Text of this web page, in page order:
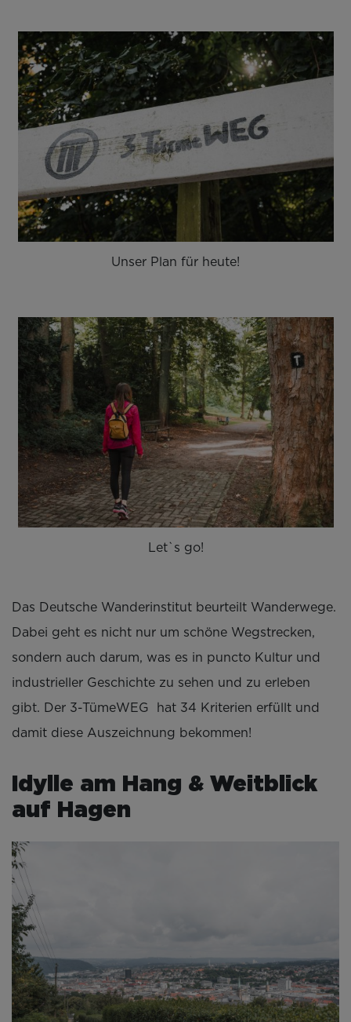
Unser Plan für heute!
Let`s go!
Das Deutsche Wanderinstitut beurteilt Wanderwege.
Dabei geht es nicht nur um schöne Wegstrecken,
sondern auch darum, was es in puncto Kultur und
industrieller Geschichte zu sehen und zu erleben
gibt. Der 3-TümeWEG hat 34 Kriterien erfüllt und
damit diese Auszeichnung bekommen!
Idylle am Hang & Weitblick
auf Hagen